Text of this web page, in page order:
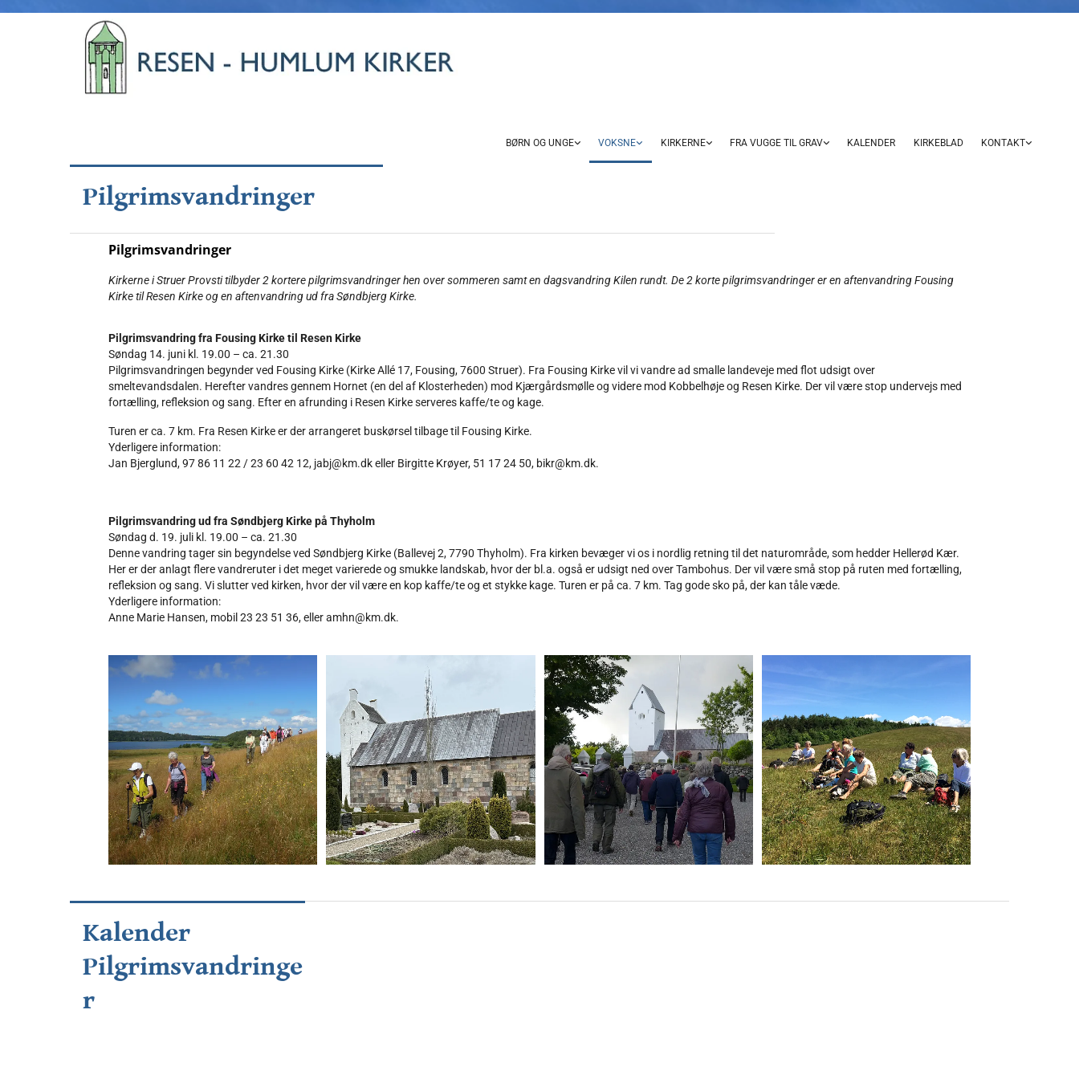
BØRN OG UNGE VOKSNE KIRKERNE FRA VUGGE TIL GRAV KALENDER KIRKEBLAD KONTAKT
Pilgrimsvandringer
Pilgrimsvandringer
Kirkerne i Struer Provsti tilbyder 2 kortere pilgrimsvandringer hen over sommeren samt en dagsvandring Kilen rundt. De 2 korte pilgrimsvandringer er en aftenvandring Fousing
Kirke til Resen Kirke og en aftenvandring ud fra Søndbjerg Kirke.
Pilgrimsvandring fra Fousing Kirke til Resen Kirke
Søndag 14. juni kl. 19.00 – ca. 21.30
Pilgrimsvandringen begynder ved Fousing Kirke (Kirke Allé 17, Fousing, 7600 Struer). Fra Fousing Kirke vil vi vandre ad smalle landeveje med flot udsigt over
smeltevandsdalen. Herefter vandres gennem Hornet (en del af Klosterheden) mod Kjærgårdsmølle og videre mod Kobbelhøje og Resen Kirke. Der vil være stop undervejs med
fortælling, refleksion og sang. Efter en afrunding i Resen Kirke serveres kaffe/te og kage.
Turen er ca. 7 km. Fra Resen Kirke er der arrangeret buskørsel tilbage til Fousing Kirke.
Yderligere information:
Jan Bjerglund, 97 86 11 22 / 23 60 42 12, jabj@km.dk eller Birgitte Krøyer, 51 17 24 50, bikr@km.dk.
Pilgrimsvandring ud fra Søndbjerg Kirke på Thyholm
Søndag d. 19. juli kl. 19.00 – ca. 21.30
Denne vandring tager sin begyndelse ved Søndbjerg Kirke (Ballevej 2, 7790 Thyholm). Fra kirken bevæger vi os i nordlig retning til det naturområde, som hedder Hellerød Kær.
Her er der anlagt flere vandreruter i det meget varierede og smukke landskab, hvor der bl.a. også er udsigt ned over Tambohus. Der vil være små stop på ruten med fortælling,
refleksion og sang. Vi slutter ved kirken, hvor der vil være en kop kaffe/te og et stykke kage. Turen er på ca. 7 km. Tag gode sko på, der kan tåle væde.
Yderligere information:
Anne Marie Hansen, mobil 23 23 51 36, eller amhn@km.dk.
Kalender
Pilgrimsvandringe
r